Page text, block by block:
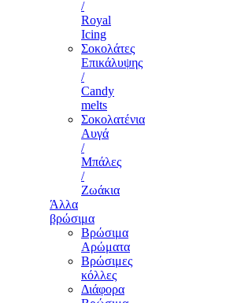
/
Royal
Icing
Σοκολάτες
Επικάλυψης
/
Candy
melts
Σοκολατένια
Αυγά
/
Μπάλες
/
Ζωάκια
Άλλα
βρώσιμα
Βρώσιμα
Αρώματα
Βρώσιμες
κόλλες
Διάφορα